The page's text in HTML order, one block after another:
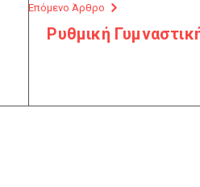
Επόμενο Άρθρο
Ρυθμική